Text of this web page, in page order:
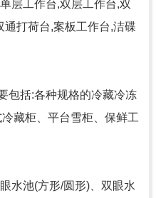
层工作台,双层工作台,双
通打荷台,案板工作台,洁碟
包括:各种规格的冷藏冷冻
藏柜、平台雪柜、保鲜工
水池(方形/圆形)、双眼水